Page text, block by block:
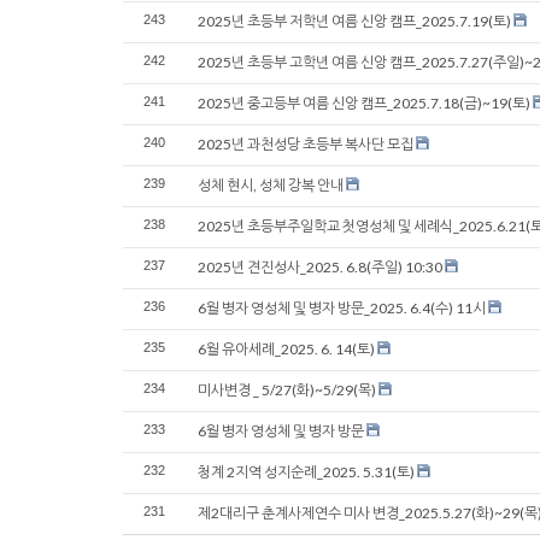
243 2025년 초등부 저학년 여름 신앙 캠프_2025.7.19(토)
242 2025년 초등부 고학년 여름 신앙 캠프_2025.7.27(주일
241 2025년 중고등부 여름 신앙 캠프_2025.7.18(금)~19(토)
240 2025년 과천성당 초등부 복사단 모집
239 성체 현시, 성체 강복 안내
238 2025년 초등부주일학교 첫영성체 및 세례식_2025.6.21(
237 2025년 견진성사_2025. 6.8(주일) 10:30
236 6월 병자 영성체 및 병자 방문_2025. 6.4(수) 11시
235 6월 유아세례_2025. 6. 14(토)
234 미사변경 _ 5/27(화)~5/29(목)
233 6월 병자 영성체 및 병자 방문
232 청계 2지역 성지순례_2025. 5.31(토)
231 제2대리구 춘계사제연수 미사 변경_2025.5.27(화)~29(목)